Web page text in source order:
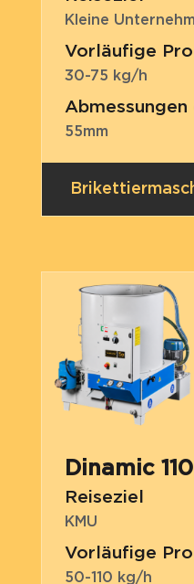
Kleine
Vorläufige
30-75 kg/h
55mm
Dinamic
Reiseziel
KMU
Vorläufige
50-110 kg/h